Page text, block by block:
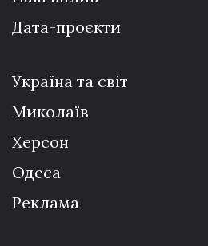
Дата-проєкти
Україна та світ
Миколаїв
Херсон
Одеса
Реклама